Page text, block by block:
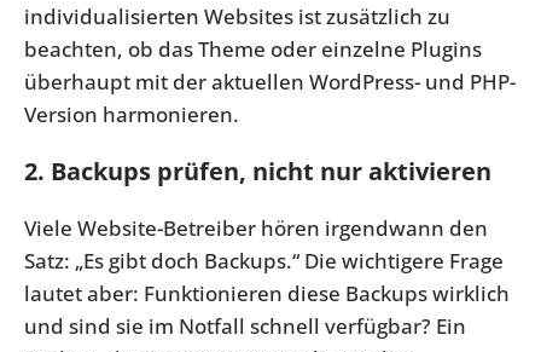
individualisierten Websites ist zusätzlich zu
beachten, ob das Theme oder einzelne Plugins
überhaupt mit der aktuellen WordPress- und PHP-
Version harmonieren.
2. Backups prüfen, nicht nur aktivieren
Viele Website-Betreiber hören irgendwann den
Satz: „Es gibt doch Backups.“ Die wichtigere Frage
lautet aber: Funktionieren diese Backups wirklich
und sind sie im Notfall schnell verfügbar? Ein